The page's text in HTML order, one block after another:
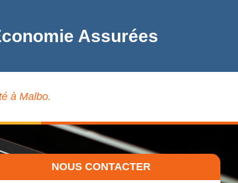
Assurées
à Malbo.
NOUS CONTACTER